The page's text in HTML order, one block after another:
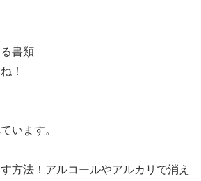
書類
！
います。
方法！アルコールやアルカリで消え